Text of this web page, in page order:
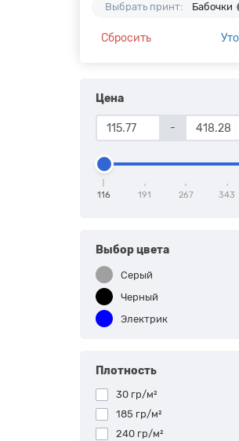
Выбрать принт: Бабочки
Сбросить
Цена
-
116 191 267 343
Выбор цвета
Серый
Черный
Электрик
Плотность
30 гр/м²
185 гр/м²
240 гр/м²